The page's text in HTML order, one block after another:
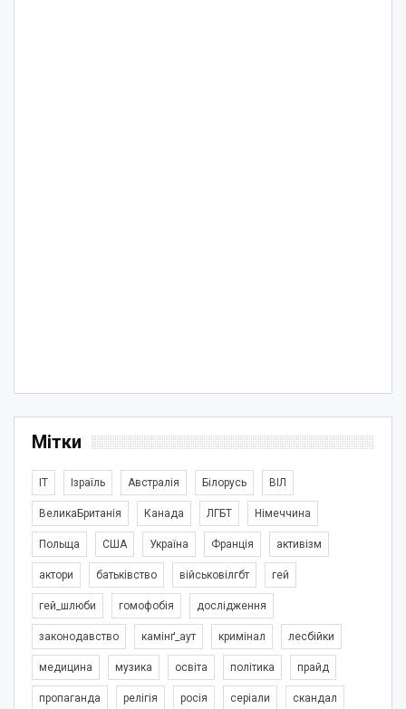
Мітки
IT Ізраїль Австралія Білорусь ВІЛ
ВеликаБританія Канада ЛГБТ Німеччина
Польща США Україна Франція активізм
актори батьківство військовілгбт гей
гей_шлюби гомофобія дослідження
законодавство камінґ_аут кримінал лесбійки
медицина музика освіта політика прайд
пропаганда релігія росія серіали скандал